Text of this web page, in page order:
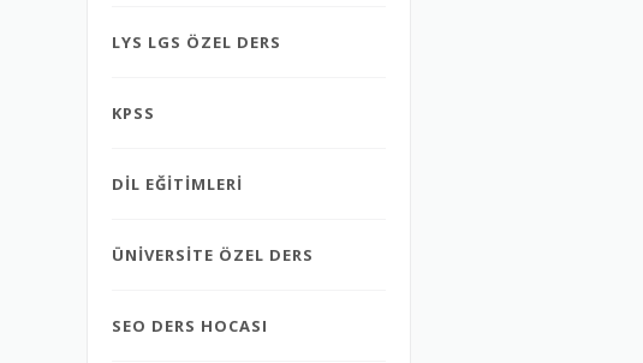
LYS LGS ÖZEL DERS
KPSS
DİL EĞİTİMLERİ
ÜNİVERSİTE ÖZEL DERS
SEO DERS HOCASI